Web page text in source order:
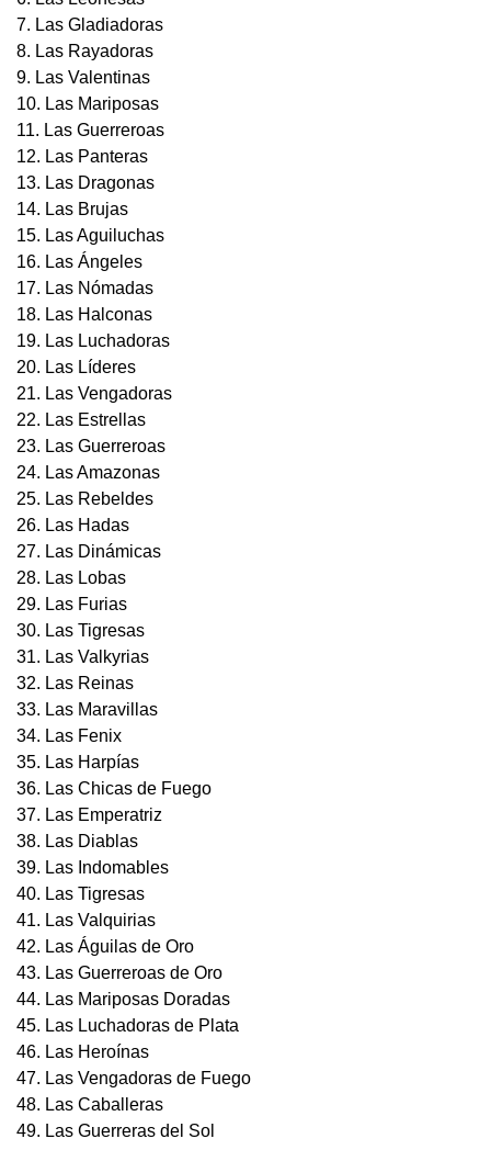
7. Las Gladiadoras
8. Las Rayadoras
9. Las Valentinas
10. Las Mariposas
11. Las Guerreroas
12. Las Panteras
13. Las Dragonas
14. Las Brujas
15. Las Aguiluchas
16. Las Ángeles
17. Las Nómadas
18. Las Halconas
19. Las Luchadoras
20. Las Líderes
21. Las Vengadoras
22. Las Estrellas
23. Las Guerreroas
24. Las Amazonas
25. Las Rebeldes
26. Las Hadas
27. Las Dinámicas
28. Las Lobas
29. Las Furias
30. Las Tigresas
31. Las Valkyrias
32. Las Reinas
33. Las Maravillas
34. Las Fenix
35. Las Harpías
36. Las Chicas de Fuego
37. Las Emperatriz
38. Las Diablas
39. Las Indomables
40. Las Tigresas
41. Las Valquirias
42. Las Águilas de Oro
43. Las Guerreroas de Oro
44. Las Mariposas Doradas
45. Las Luchadoras de Plata
46. Las Heroínas
47. Las Vengadoras de Fuego
48. Las Caballeras
49. Las Guerreras del Sol